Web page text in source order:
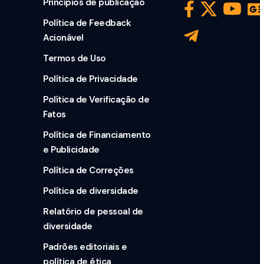
Política de Feedback
Acionável
Termos de Uso
Política de Privacidade
Política de Verificação de
Fatos
Política de Financiamento
e Publicidade
Política de Correções
Política de diversidade
Relatório de pessoal de
diversidade
Padrões editoriais e
política de ética